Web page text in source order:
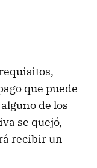
que puede
de los
se quejó,
recibir un